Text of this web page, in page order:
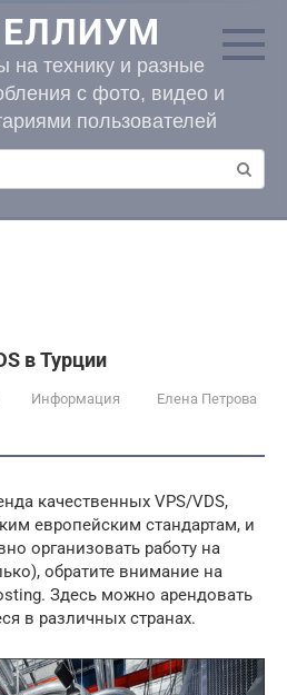
на технику и разные
с фото, видео и
пользователей
в Турции
Информация Елена Петрова
качественных VPS/VDS,
европейским стандартам, и
организовать работу на
обратите внимание на
Здесь можно арендовать
в различных странах.